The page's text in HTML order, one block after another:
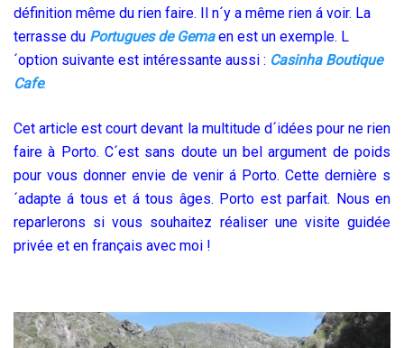
définition même du rien faire. Il n´y a même rien á voir. La
terrasse du Portugues de Gemaen est un exemple. L
´option suivante est intéressante aussi : Casinha Boutique
Cafe.
Cet article est court devant la multitude d´idées pour ne rien
faire à Porto. C´est sans doute un bel argument de poids
pour vous donner envie de venir á Porto. Cette dernière s
´adapte á tous et á tous âges. Porto est parfait. Nous en
reparlerons si vous souhaitez réaliser une visite guidée
privée et en français avec moi !